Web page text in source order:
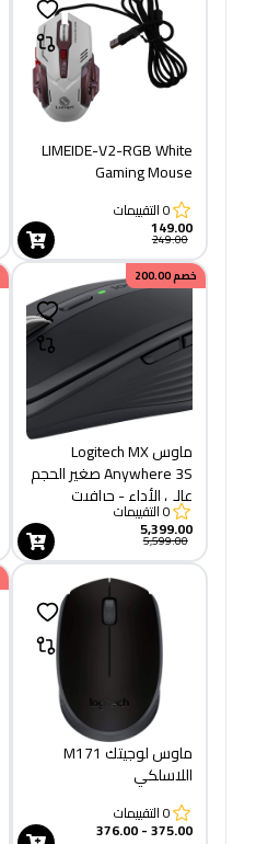
LIMEIDE-V2-RGB White
Gaming Mouse
0التقييمات
149.00
249.00
خصم200.00
ماوس Logitech MX
Anywhere 3S صغير الحجم
عالي الأداء - جرافيت
0التقييمات
5,399.00
5,599.00
ماوس لوجيتك M171
اللاسلكي
0التقييمات
375.00 - 376.00